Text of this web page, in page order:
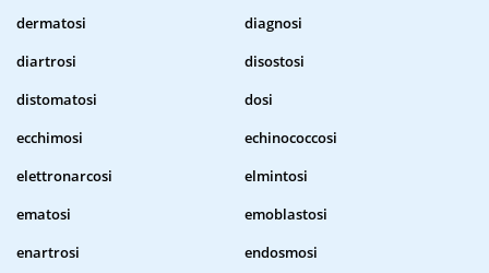
dermatosi
diagnosi
diartrosi
disostosi
distomatosi
dosi
ecchimosi
echinococcosi
elettronarcosi
elmintosi
ematosi
emoblastosi
enartrosi
endosmosi